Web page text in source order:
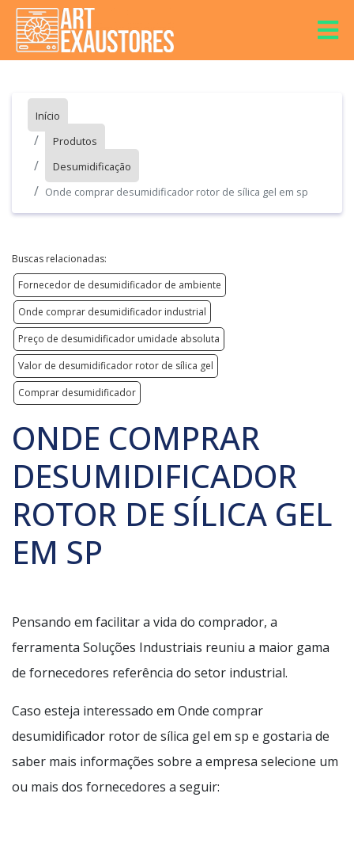
Início
Produtos
Desumidificação
Onde comprar desumidificador rotor de sílica gel em sp
Buscas relacionadas:
Fornecedor de desumidificador de ambiente
Onde comprar desumidificador industrial
Preço de desumidificador umidade absoluta
Valor de desumidificador rotor de sílica gel
Comprar desumidificador
ONDE COMPRAR
DESUMIDIFICADOR
ROTOR DE SÍLICA GEL
EM SP
Pensando em facilitar a vida do comprador, a
ferramenta Soluções Industriais reuniu a maior gama
de fornecedores referência do setor industrial.
Caso esteja interessado em Onde comprar
desumidificador rotor de sílica gel em sp e gostaria de
saber mais informações sobre a empresa selecione um
ou mais dos fornecedores a seguir: